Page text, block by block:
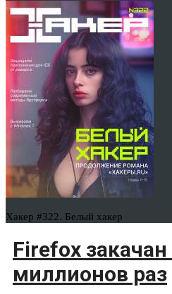
Хакер #322. Белый хакер
Firefox закачан
миллионов раз